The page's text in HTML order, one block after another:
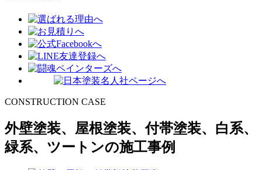
CONSTRUCTION CASE
外壁塗装、屋根塗装、付帯塗装、白系、
緑系、ツートンの施工事例